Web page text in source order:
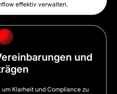
effektiv verwalten.
und
Klarheit und Compliance zu